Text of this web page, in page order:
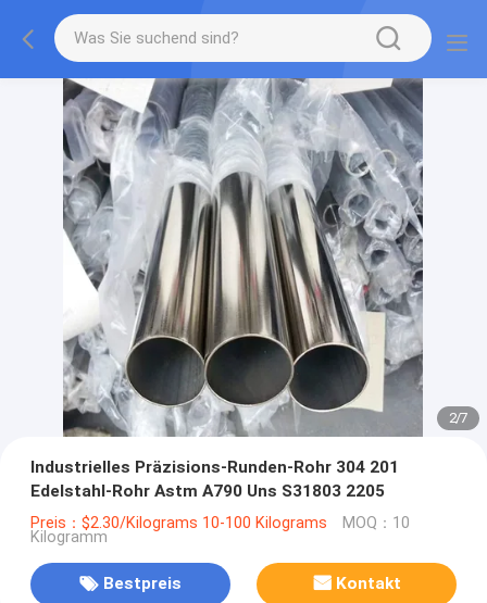
2/7
Industrielles Präzisions-Runden-Rohr 304 201
Edelstahl-Rohr Astm A790 Uns S31803 2205
Preis：$2.30/Kilograms 10-100 Kilograms MOQ：10
Kilogramm
Bestpreis Kontakt